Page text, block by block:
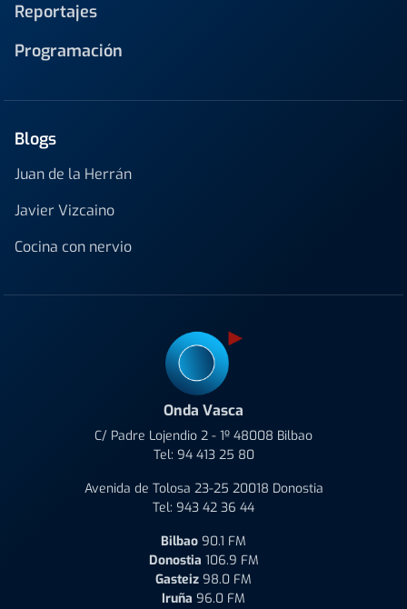
Reportajes
Programación
Blogs
Juan de la Herrán
Javier Vizcaino
Cocina con nervio
Onda Vasca
C/ Padre Lojendio 2 - 1º 48008 Bilbao
Tel: 94 413 25 80
Avenida de Tolosa 23-25 20018 Donostia
Tel: 943 42 36 44
Bilbao 90.1 FM
Donostia 106.9 FM
Gasteiz 98.0 FM
Iruña 96.0 FM